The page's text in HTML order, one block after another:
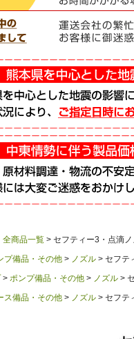
全商品一覧
セフティー3・点滴
プ備品・その他 ノズル
セフテ
ポンプ備品・その他 ノズル
ス備品・その他 ノズル セフテ